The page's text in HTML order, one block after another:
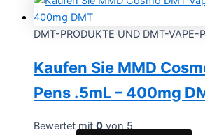
DMT-PRODUKTE UND DMT-VAPE-
Kaufen Sie MMD
Pens .5mL – 400mg
Bewertet mit 0 von 5